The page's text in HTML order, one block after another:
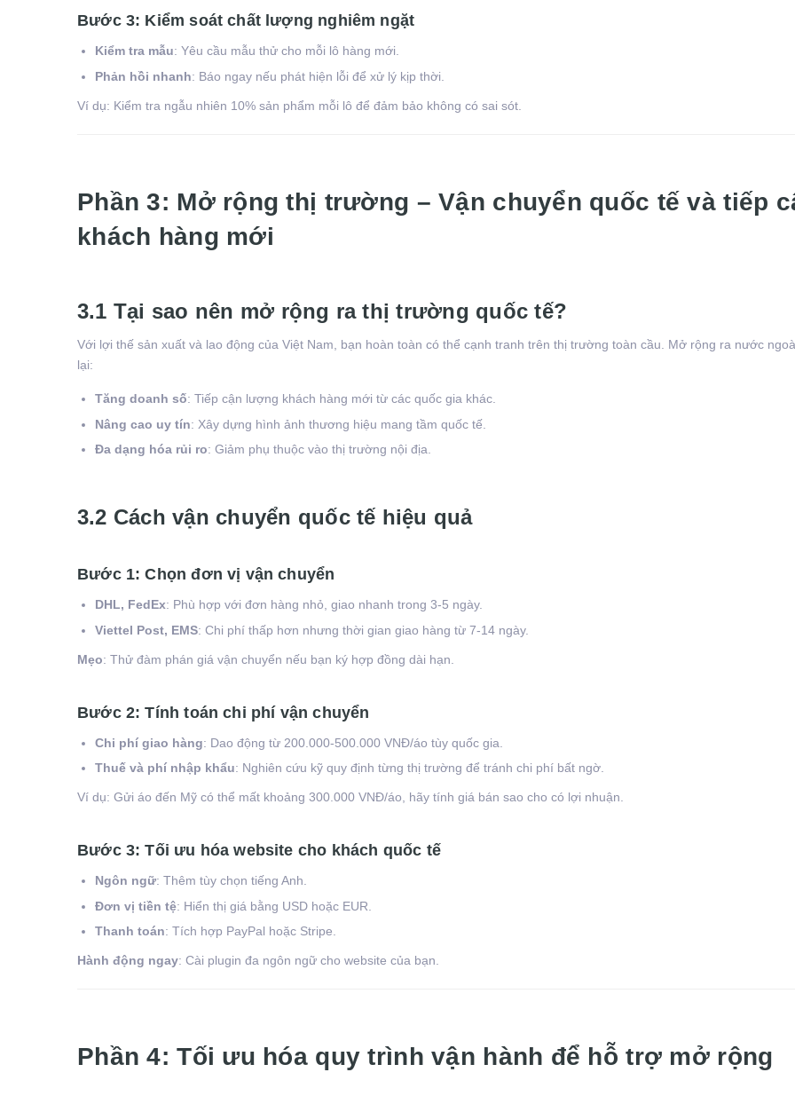
Bước 3: Kiểm soát chất lượng nghiêm ngặt
Kiểm tra mẫu: Yêu cầu mẫu thử cho mỗi lô hàng mới.
Phản hồi nhanh: Báo ngay nếu phát hiện lỗi để xử lý kịp thời.
Ví dụ: Kiểm tra ngẫu nhiên 10% sản phẩm mỗi lô để đảm bảo không có sai sót.
Phần 3: Mở rộng thị trường – Vận chuyển quốc tế và tiếp
khách hàng mới
3.1 Tại sao nên mở rộng ra thị trường quốc tế?
Với lợi thế sản xuất và lao động của Việt Nam, bạn hoàn toàn có thể cạnh tranh trên thị trường toàn cầu. Mở rộng ra nước
lại:
Tăng doanh số: Tiếp cận lượng khách hàng mới từ các quốc gia khác.
Nâng cao uy tín: Xây dựng hình ảnh thương hiệu mang tầm quốc tế.
Đa dạng hóa rủi ro: Giảm phụ thuộc vào thị trường nội địa.
3.2 Cách vận chuyển quốc tế hiệu quả
Bước 1: Chọn đơn vị vận chuyển
DHL, FedEx: Phù hợp với đơn hàng nhỏ, giao nhanh trong 3-5 ngày.
Viettel Post, EMS: Chi phí thấp hơn nhưng thời gian giao hàng từ 7-14 ngày.
Mẹo: Thử đàm phán giá vận chuyển nếu bạn ký hợp đồng dài hạn.
Bước 2: Tính toán chi phí vận chuyển
Chi phí giao hàng: Dao động từ 200.000-500.000 VNĐ/áo tùy quốc gia.
Thuế và phí nhập khẩu: Nghiên cứu kỹ quy định từng thị trường để tránh chi phí bất ngờ.
Ví dụ: Gửi áo đến Mỹ có thể mất khoảng 300.000 VNĐ/áo, hãy tính giá bán sao cho có lợi nhuận.
Bước 3: Tối ưu hóa website cho khách quốc tế
Ngôn ngữ: Thêm tùy chọn tiếng Anh.
Đơn vị tiền tệ: Hiển thị giá bằng USD hoặc EUR.
Thanh toán: Tích hợp PayPal hoặc Stripe.
Hành động ngay: Cài plugin đa ngôn ngữ cho website của bạn.
Phần 4: Tối ưu hóa quy trình vận hành để hỗ trợ mở rộng